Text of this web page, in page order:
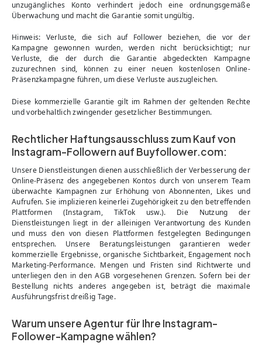
unzugängliches Konto verhindert jedoch eine ordnungsgemäße
Überwachung und macht die Garantie somit ungültig.
Hinweis: Verluste, die sich auf Follower beziehen, die vor der
Kampagne gewonnen wurden, werden nicht berücksichtigt; nur
Verluste, die der durch die Garantie abgedeckten Kampagne
zuzurechnen sind, können zu einer neuen kostenlosen Online-
Präsenzkampagne führen, um diese Verluste auszugleichen.
Diese kommerzielle Garantie gilt im Rahmen der geltenden Rechte
und vorbehaltlich zwingender gesetzlicher Bestimmungen.
Rechtlicher Haftungsausschluss zum Kauf von
Instagram-Followern auf Buyfollower.com:
Unsere Dienstleistungen dienen ausschließlich der Verbesserung der
Online-Präsenz des angegebenen Kontos durch von unserem Team
überwachte Kampagnen zur Erhöhung von Abonnenten, Likes und
Aufrufen. Sie implizieren keinerlei Zugehörigkeit zu den betreffenden
Plattformen (Instagram, TikTok usw.). Die Nutzung der
Dienstleistungen liegt in der alleinigen Verantwortung des Kunden
und muss den von diesen Plattformen festgelegten Bedingungen
entsprechen. Unsere Beratungsleistungen garantieren weder
kommerzielle Ergebnisse, organische Sichtbarkeit, Engagement noch
Marketing-Performance. Mengen und Fristen sind Richtwerte und
unterliegen den in den AGB vorgesehenen Grenzen. Sofern bei der
Bestellung nichts anderes angegeben ist, beträgt die maximale
Ausführungsfrist dreißig Tage.
Warum unsere Agentur für Ihre Instagram-
Follower-Kampagne wählen?